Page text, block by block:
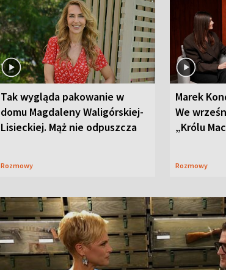
Tak wygląda pakowanie w
domu Magdaleny Waligórskiej-
Lisieckiej. Mąż nie odpuszcza
Rozmowy
Marek
We
„Królu
Rozmowy